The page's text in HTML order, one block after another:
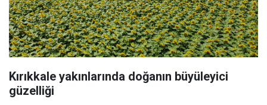
Kırıkkale yakınlarında doğanın büyüleyici
güzelliği